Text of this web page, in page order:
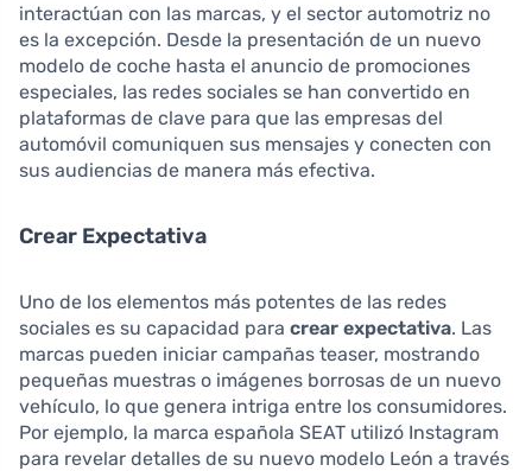
interactúan con las marcas, y el sector automotriz no
es la excepción. Desde la presentación de un nuevo
modelo de coche hasta el anuncio de promociones
especiales, las redes sociales se han convertido en
plataformas de clave para que las empresas del
automóvil comuniquen sus mensajes y conecten con
sus audiencias de manera más efectiva.
Crear Expectativa
Uno de los elementos más potentes de las redes
sociales es su capacidad para crear expectativa. Las
marcas pueden iniciar campañas teaser, mostrando
pequeñas muestras o imágenes borrosas de un nuevo
vehículo, lo que genera intriga entre los consumidores.
Por ejemplo, la marca española SEAT utilizó Instagram
para revelar detalles de su nuevo modelo León a través